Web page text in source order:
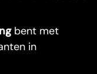
bent met
in